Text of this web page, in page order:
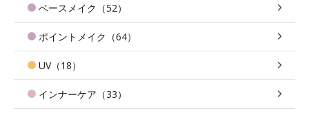
ベースメイク（52）
ポイントメイク（64）
UV（18）
インナーケア（33）